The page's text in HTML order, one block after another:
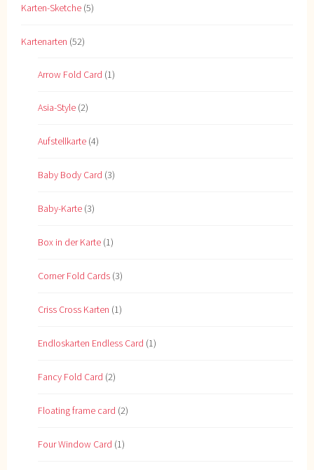
Karten-Sketche (5)
Kartenarten (52)
Arrow Fold Card (1)
Asia-Style (2)
Aufstellkarte (4)
Baby Body Card (3)
Baby-Karte (3)
Box in der Karte (1)
Corner Fold Cards (3)
Criss Cross Karten (1)
Endloskarten Endless Card (1)
Fancy Fold Card (2)
Floating frame card (2)
Four Window Card (1)